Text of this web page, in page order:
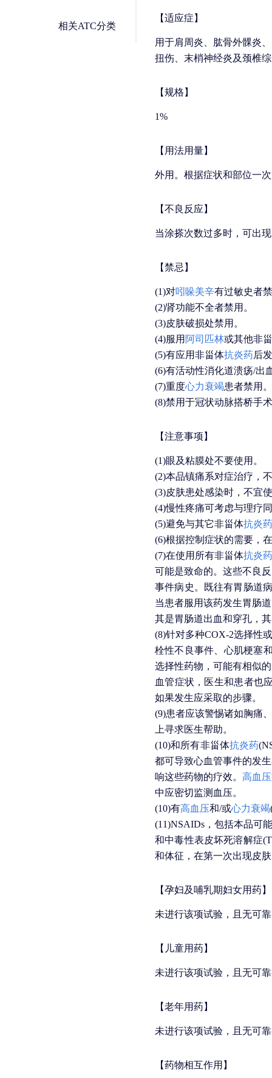
相关ATC分类
【适应症】
用于肩周炎、肱骨外髁炎
扭伤、末梢神经炎及颈椎
【规格】
1%
【用法用量】
外用。根据症状和部位一
【不良反应】
当涂搽次数过多时，可出
【禁忌】
(1)对吲哚美辛有过敏史者
(2)肾功能不全者禁用。
(3)皮肤破损处禁用。
(4)服用 阿司匹林或其他非
(5)有应用非甾体抗炎药后
(6)有活动性消化道溃疡/出
(7)重度心力衰竭患者禁用。
(8)禁用于冠状动脉搭桥手
【注意事项】
(1)眼及粘膜处不要使用。
(2)本品镇痛系对症治疗，
(3)皮肤患处感染时，不宜
(4)慢性疼痛可考虑与理疗
(5)避免与其它非甾体抗炎药
(6)根据控制症状的需要，
(7)在使用所有非甾体抗炎药
可能是致命的。这些不良
事件病史。既往有胃肠道
当患者服用该药发生胃肠
其是胃肠道出血和穿孔，
(8)针对多种COX-2选择性
栓性不良事件、心肌梗塞
选择性药物，可能有相似
血管症状，医生和患者也
如果发生应采取的步骤。
(9)患者应该警惕诸如胸痛
上寻求医生帮助。
(10)和所有非甾体抗炎药(
都可导致心血管事件的发
响这些药物的疗效。 高血压
中应密切监测血压。
(10)有高血压和/或心力衰竭
(11)NSAIDs ，包括本品可
和中毒性表皮坏死溶解症(
和体征，在第一次出现皮
【孕妇及哺乳期妇女用药】
未进行该项试验，且无可
【儿童用药】
未进行该项试验，且无可
【老年用药】
未进行该项试验，且无可
【药物相互作用】